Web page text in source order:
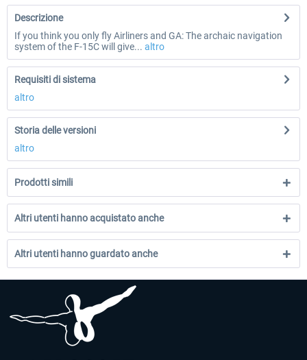
Descrizione
If you think you only fly Airliners and GA: The archaic navigation
system of the F-15C will give... altro
Requisiti di sistema
altro
Storia delle versioni
altro
Prodotti simili
Altri utenti hanno acquistato anche
Altri utenti hanno guardato anche